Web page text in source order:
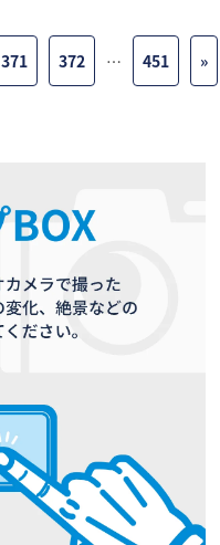
371 372 … 451 »